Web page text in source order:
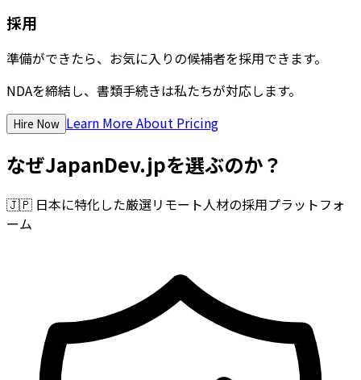
採用
準備ができたら、お気に入りの候補者を採用できます。
NDAを締結し、書類手続きは私たちが対応します。
Hire Now Learn More About Pricing
なぜJapanDev.jpを選ぶのか？
🇯🇵 日本に特化した厳選リモート人材の採用プラットフォ
ーム